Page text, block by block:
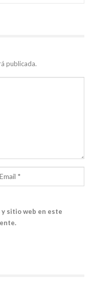
publicada.
sitio web en este